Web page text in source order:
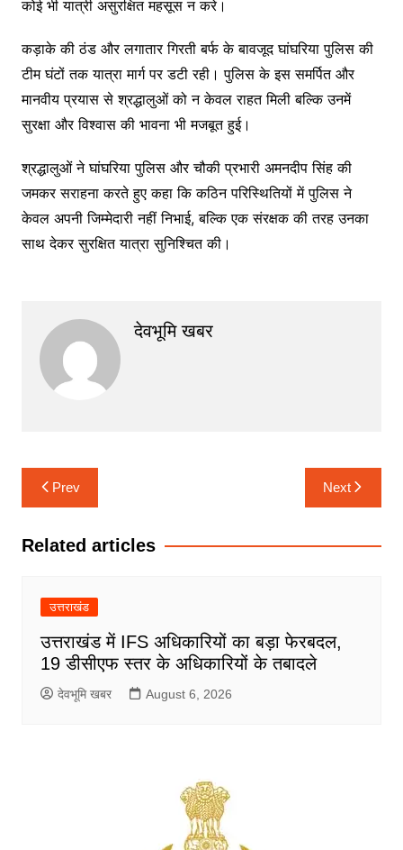
कोई भी यात्री असुरक्षित महसूस न करे।
कड़ाके की ठंड और लगातार गिरती बर्फ के बावजूद घांघरिया पुलिस की
टीम घंटों तक यात्रा मार्ग पर डटी रही। पुलिस के इस समर्पित और
मानवीय प्रयास से श्रद्धालुओं को न केवल राहत मिली बल्कि उनमें
सुरक्षा और विश्वास की भावना भी मजबूत हुई।
श्रद्धालुओं ने घांघरिया पुलिस और चौकी प्रभारी अमनदीप सिंह की
जमकर सराहना करते हुए कहा कि कठिन परिस्थितियों में पुलिस ने
केवल अपनी जिम्मेदारी नहीं निभाई, बल्कि एक संरक्षक की तरह उनका
साथ देकर सुरक्षित यात्रा सुनिश्चित की।
देवभूमि खबर
Post
navigation
Prev Next
Related articles
उत्तराखंड
उत्तराखंड में IFS अधिकारियों का बड़ा फेरबदल,
19 डीसीएफ स्तर के अधिकारियों के तबादले
देवभूमि खबर August 6, 2026